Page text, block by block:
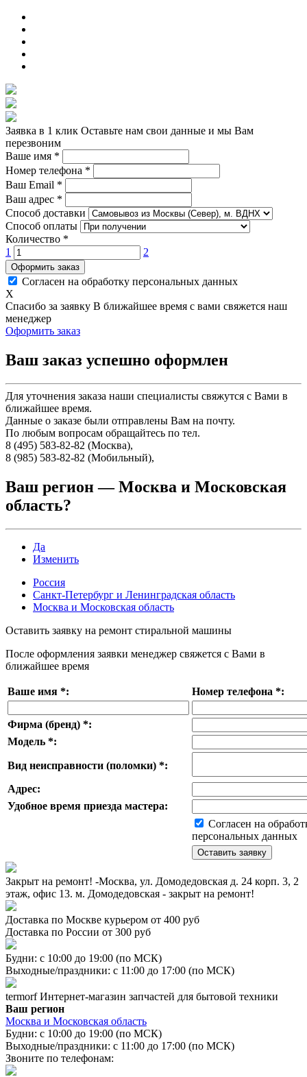
Заявка в 1 клик Оставьте нам свои данные и мы Вам
перезвоним
Ваше имя *
Номер телефона *
Ваш Email *
Ваш адрес *
Способ доставки
Способ оплаты
Количество *
1
2
Оформить заказ
Согласен на обработку персональных данных
X
Спасибо за заявку В ближайшее время с вами свяжется наш
менеджер
Оформить заказ
Ваш заказ успешно оформлен
Для уточнения заказа наши специалисты свяжутся с Вами в
ближайшее время.
Данные о заказе были отправлены Вам на почту.
По любым вопросам обращайтесь по тел.
8 (495) 583-82-82 (Москва),
8 (985) 583-82-82 (Мобильный),
Ваш регион —Москва и Московская
область?
Да
Изменить
Россия
Санкт-Петербург и Ленинградская область
Москва и Московская область
Оставить заявку на ремонт стиральной машины
После оформления заявки менеджер свяжется с Вами в
ближайшее время
Ваше имя *: Номер телефона *:
Фирма (бренд) *:
Модель *:
Вид неисправности (поломки) *:
Адрес:
Удобное время приезда мастера:
Согласен на
персональных данных
Закрыт на ремонт! -Москва, ул. Домодедовская д. 24 корп. 3, 2
этаж, офис 13. м. Домодедовская - закрыт на ремонт!
Доставка по Москве курьером от 400 руб
Доставка по России от 300 руб
Будни: с 10:00 до 19:00 (по МСК)
Выходные/праздники: с 11:00 до 17:00 (по МСК)
termorf Интернет-магазин запчастей для бытовой техники
Ваш регион
Москва и Московская область
Будни: с 10:00 до 19:00 (по МСК)
Выходные/праздники: с 11:00 до 17:00 (по МСК)
Звоните по телефонам: